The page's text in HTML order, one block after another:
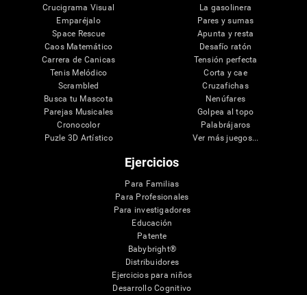
Crucigrama Visual
Emparéjalo
Space Rescue
Caos Matemático
Carrera de Canicas
Tenis Melódico
Scrambled
Busca tu Mascota
Parejas Musicales
Cronocolor
Puzle 3D Artístico
La gasolinera
Pares y sumas
Apunta y resta
Desafío ratón
Tensión perfecta
Corta y cae
Cruzafichas
Nenúfares
Golpea al topo
Palabrájaros
Ver más juegos...
Ejercicios
Para Familias
Para Profesionales
Para investigadores
Educación
Patente
Babybright®
Distribuidores
Ejercicios para niños
Desarrollo Cognitivo